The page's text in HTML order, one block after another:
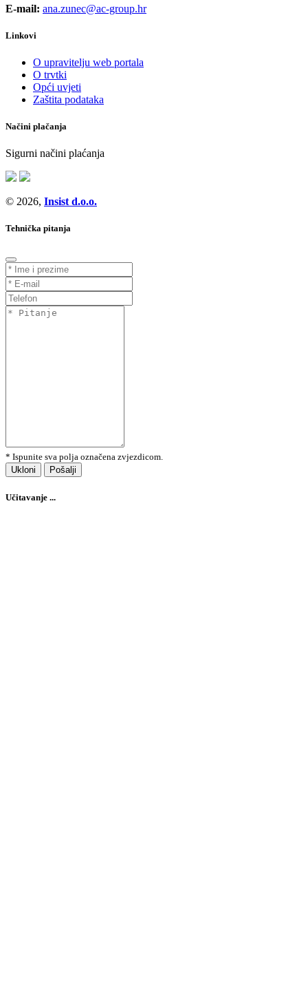
E-mail: ana.zunec@ac-group.hr
Linkovi
O upravitelju web portala
O trvtki
Opći uvjeti
Zaštita podataka
Načini plačanja
Sigurni načini plaćanja
© 2026, Insist d.o.o.
Tehnička pitanja
* Ispunite sva polja označena zvjezdicom.
Ukloni
Pošalji
Učitavanje ...